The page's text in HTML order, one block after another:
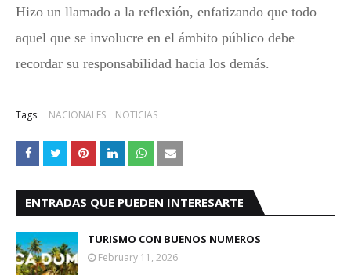
Hizo un llamado a la reflexión, enfatizando que todo
aquel que se involucre en el ámbito público debe
recordar su responsabilidad hacia los demás.
Tags: NACIONALES NOTICIAS
ENTRADAS QUE PUEDEN INTERESARTE
TURISMO CON BUENOS NUMEROS
February 11, 2026